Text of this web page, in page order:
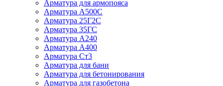
Арматура для армопояса
Арматура A500С
Арматура 25Г2С
Арматура 35ГС
Арматура А240
Арматура А400
Арматура Ст3
Арматура для бани
Арматура для бетонирования
Арматура для газобетона